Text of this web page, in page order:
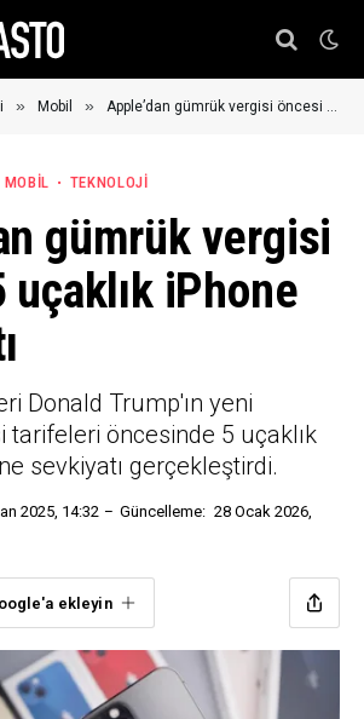
» Mobil » Apple’dan gümrük vergisi öncesi 5 uçaklık iPhone sevkiyatı
MOBIL TEKNOLOJI
gümrük vergisi
uçaklık iPhone
Donald Trump'ın yeni
öncesinde 5 uçaklık
sevkiyatı gerçekleştirdi.
2025, 14:32 Güncelleme: 28 Ocak 2026,
ekleyin